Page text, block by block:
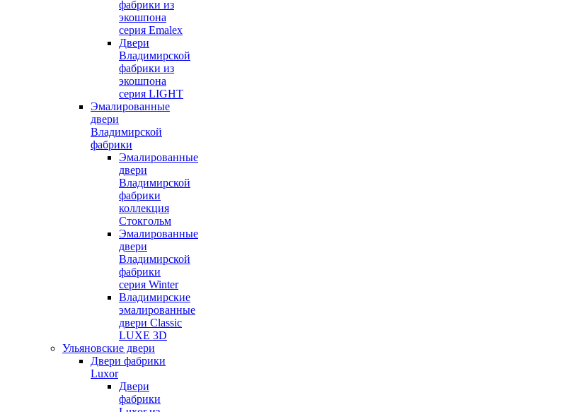
фабрики из
экошпона
серия Emalex
Двери
Владимирской
фабрики из
экошпона
серия LIGHT
Эмалированные
двери
Владимирской
фабрики
Эмалированные
двери
Владимирской
фабрики
коллекция
Стокгольм
Эмалированные
двери
Владимирской
фабрики
серия Winter
Владимирские
эмалированные
двери Classic
LUXE 3D
Ульяновские двери
Двери фабрики
Luxor
Двери
фабрики